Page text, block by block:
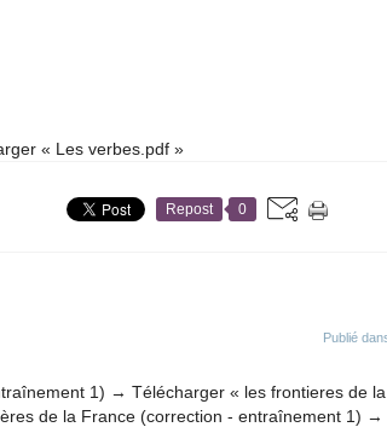
« Les verbes.pdf »
Repost 0
Publié
1) → Télécharger « les frontieres de
de la France (correction - entraînement 1) →